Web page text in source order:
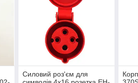
Силовий роз'єм для